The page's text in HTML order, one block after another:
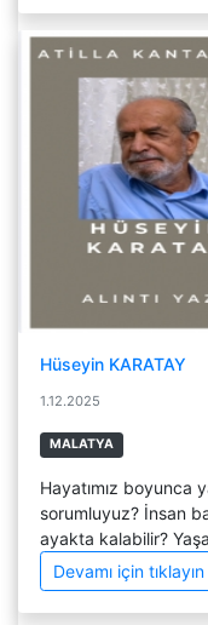
Hüseyin KARATAY
1.12.2025
MALATYA
Hayatımız boyunca
sorumluyuz? İnsan
ayakta kalabilir?
Devamı için tıklayın